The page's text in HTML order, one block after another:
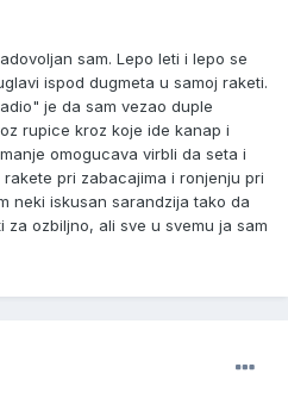
sam. Lepo leti i lepo se
ispod dugmeta u samoj raketi.
je da sam vezao duple
rupice kroz koje ide kanap i
omogucava virbli da seta i
pri zabacajima i ronjenju pri
neki iskusan sarandzija tako da
za ozbiljno, ali sve u svemu ja sam